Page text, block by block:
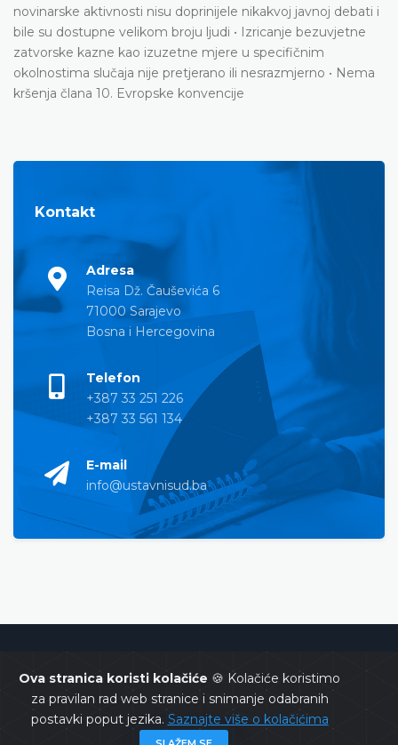
Ova stranica koristi kolačiće 🍪 Kolačiće koristimo
za pravilan rad web stranice i snimanje odabranih
postavki poput jezika. Saznajte više o kolačićima
novinarske aktivnosti nisu doprinijele nikakvoj javnoj debati i
bile su dostupne velikom broju ljudi • Izricanje bezuvjetne
zatvorske kazne kao izuzetne mjere u specifičnim
okolnostima slučaja nije pretjerano ili nesrazmjerno • Nema
kršenja člana 10. Evropske konvencije
Kontakt
Adresa
Reisa Dž. Čauševića 6
71000 Sarajevo
Bosna i Hercegovina
Telefon
+387 33 251 226
+387 33 561 134
E-mail
info@ustavnisud.ba